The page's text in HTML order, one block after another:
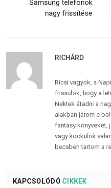
Samsung telefonok
nagy frissítése
RICHÁRD
Ricsi vagyok, a
frissülök, hogy a
Nektek átadni a
alakban járom e
fantasy könyveket,
vagy kockulok
becsben tartom a
KAPCSOLÓDÓ CIKKEK